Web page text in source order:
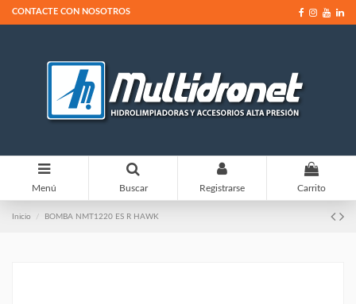
CONTACTE CON NOSOTROS
Menú Buscar Registrarse
0
Carrito
Inicio BOMBA NMT1220 ES R HAWK